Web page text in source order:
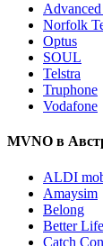
Norfolk
Optus
SOUL
Telstra
Truphone
Vodafone
MVNO в
ALDI
Amaysim
Belong
Better Life
Catch